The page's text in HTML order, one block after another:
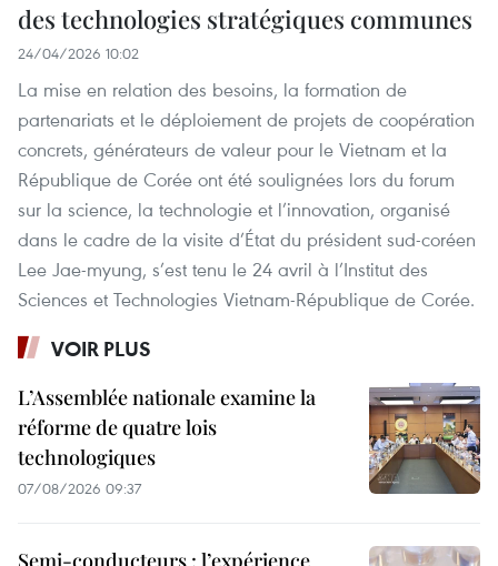
des technologies stratégiques communes
24/04/2026 10:02
La mise en relation des besoins, la formation de
partenariats et le déploiement de projets de coopération
concrets, générateurs de valeur pour le Vietnam et la
République de Corée ont été soulignées lors du forum
sur la science, la technologie et l’innovation, organisé
dans le cadre de la visite d’État du président sud-coréen
Lee Jae-myung, s’est tenu le 24 avril à l’Institut des
Sciences et Technologies Vietnam-République de Corée.
VOIR PLUS
L’Assemblée nationale examine la
réforme de quatre lois
technologiques
07/08/2026 09:37
Semi-conducteurs : l’expérience